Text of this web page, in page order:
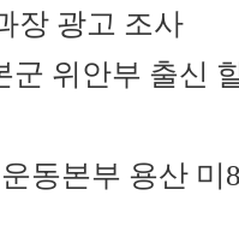
장 광고 조사
군 위안부 출신
동본부 용산